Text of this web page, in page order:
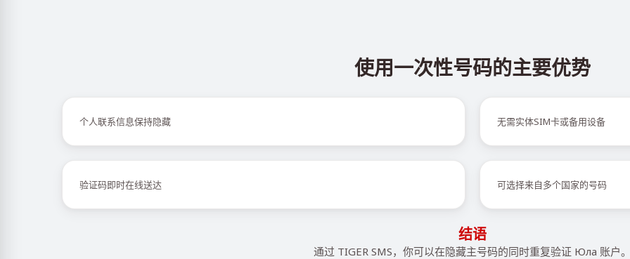
使用一次性号码的主要优势
个人联系信息保持隐藏 无需实体SIM卡或备用设备
验证码即时在线送达 可选择来自多个国家的号码
结语
通过 TIGER SMS，你可以在隐藏主号码的同时重复验证 Юла 账户